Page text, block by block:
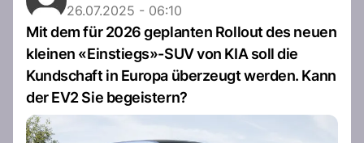
26.07.2025 - 06:10
Mit dem für 2026 geplanten Rollout des neuen
kleinen «Einstiegs»-SUV von KIA soll die
Kundschaft in Europa überzeugt werden. Kann
der EV2 Sie begeistern?